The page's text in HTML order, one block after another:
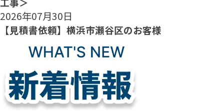
2026年07月30日
【見積書依頼】横浜市瀬谷区のお客様